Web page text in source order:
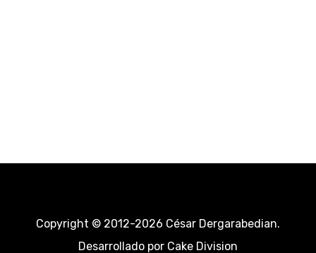
Copyright © 2012-2026 César Dergarabedian.
Desarrollado porCake Division